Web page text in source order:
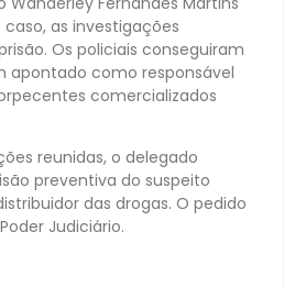
caso, as investigações
Os policiais conseguiram
apontado como responsável
comercializados
reunidas, o delegado
preventiva do suspeito
das drogas. O pedido
Judiciário.